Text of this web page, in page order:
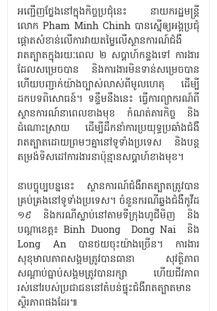
អញ្ជើញថ្លែងនៅក្នុងកិច្ចប្រជុំនេះ នាយករដ្ឋមន្រ្តី
លោក Pham Minh Chinh បានស្នើឲ្យអង្គប្រជុំ
ផ្ដោតសំខាន់លើការវាយតម្លៃលើស្ថានការណ៍ជំងឺ
រាតត្បាតក្នុងរយៈពេល ២ សប្តាហ៍កន្លងទៅ ការងារ
ដែលសម្រេចបាន និងការងារមិនទាន់សម្រេចបាន
ហើយបញ្ជាក់យ៉ាងច្បាស់លាស់ពីមូលហេតុ ដើម្បី
ដកបទពិសោធន៍។ ទន្ទឹមនឹងនេះ ធ្វើការព្យាករណ៍ពី
ស្ថានការណ៍នាពេលខាងមុខ កំណត់ភារកិច្ច និង
ដំណោះស្រាយ ដើម្បីដឹកនាំការប្រយុទ្ធប្រឆាំងជំងឺ
រាតត្បាតដោយព្រមៗគ្នានៅទូទាំងប្រទេស និងបន្ត
តម្រង់ទិសដៅការងារនាប៉ុន្មានសប្តាហ៍ខាងមុខ។
នាបច្ចុប្បបន្ននេះ ស្ថានការណ៍ជំងឺរាតត្បាតត្រូវបាន
គ្រប់គ្រងនៅទូទាំងប្រទេស។ ចំនួនករណីឆ្លងជំងឺកូវីដ
១៩ និងករណីស្លាប់នៅតាមទីក្រុងហូជីមិញ និង
បណ្ដាខេត្ត៖ Binh Duong Dong Nai និង
Long An បានថយចុះយ៉ាងច្រើន។ ការងារ
សុខុមាលភាពសង្គមត្រូវបានធានា សុវត្ថិភាព
សណ្តាប់ធ្នាប់សង្គមត្រូវបានរក្សា ហើយជីវភាព
រស់នៅរបស់ប្រជាជននៅតំបន់ផ្ទុះជំងឺរាតត្បាតមាន
ស្ថិរភាពផងដែរ៕